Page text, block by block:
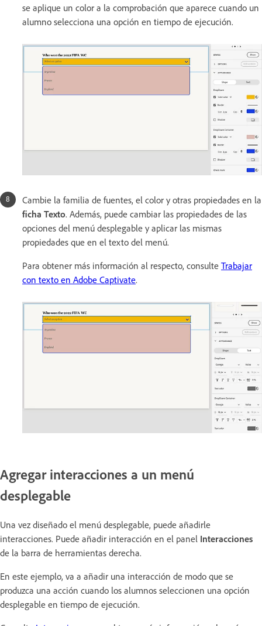
se aplique un color a la comprobación que aparece cuando un
alumno selecciona una opción en tiempo de ejecución.
Cambie la familia de fuentes, el color y otras propiedades en la
ficha Texto. Además, puede cambiar las propiedades de las
opciones del menú desplegable y aplicar las mismas
propiedades que en el texto del menú.
Para obtener más información al respecto, consulte Trabajar
con texto en Adobe Captivate.
Agregar interacciones a un menú
desplegable
Una vez diseñado el menú desplegable, puede añadirle
interacciones. Puede añadir interacción en el panel Interacciones
de la barra de herramientas derecha.
En este ejemplo, va a añadir una interacción de modo que se
produzca una acción cuando los alumnos seleccionen una opción
desplegable en tiempo de ejecución.